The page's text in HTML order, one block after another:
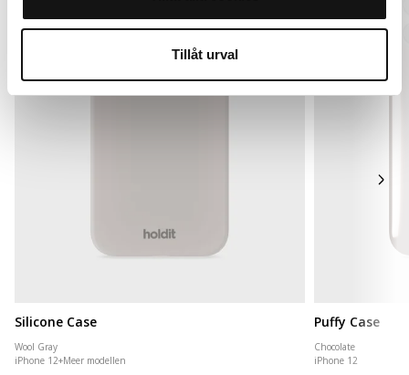
Tillåt urval
Silicone Case
Wool Gray
iPhone 12+Meer modellen
Puffy Case
Chocolate
iPhone 12